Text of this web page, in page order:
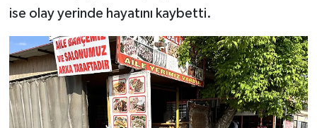
ise olay yerinde hayatını kaybetti.